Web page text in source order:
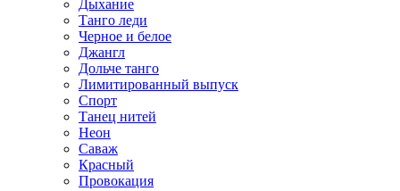
Дыхание
Танго леди
Черное и белое
Джангл
Дольче танго
Лимитированный выпуск
Спорт
Танец нитей
Неон
Саваж
Красный
Провокация